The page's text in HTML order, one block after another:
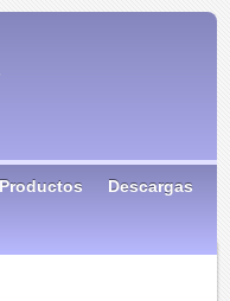
Productos Descargas